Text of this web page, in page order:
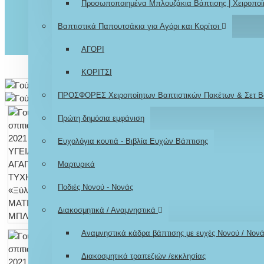
Προσωποποιημένα Μπλουζάκια Βάπτισης |
Βαπτιστικά Παπουτσάκια για Αγόρι και Κορίτσι
ΑΓΟΡΙ
ΚΟΡΙΤΣΙ
ΠΡΟΣΦΟΡΕΣ Χειροποίητων Βαπτιστικών Πακέτων & Σετ
Πρώτη δημόσια εμφάνιση
Ευχολόγια κουτιά - Βιβλία Ευχών Βάπτισης
Μαρτυρικά
Ποδιές Νονού - Νονάς
Διακοσμητικά / Αναμνηστικά
Αναμνηστικά κάδρα βάπτισης με ευχές Νονού /
Διακοσμητικά τραπεζιών /εκκλησίας